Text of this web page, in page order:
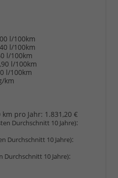
l/100km
l/100km
l/100km
l/100km
l/100km
km
pro Jahr: 1.831,20 €
Durchschnitt 10 Jahre):
Durchschnitt 10 Jahre):
Durchschnitt 10 Jahre):